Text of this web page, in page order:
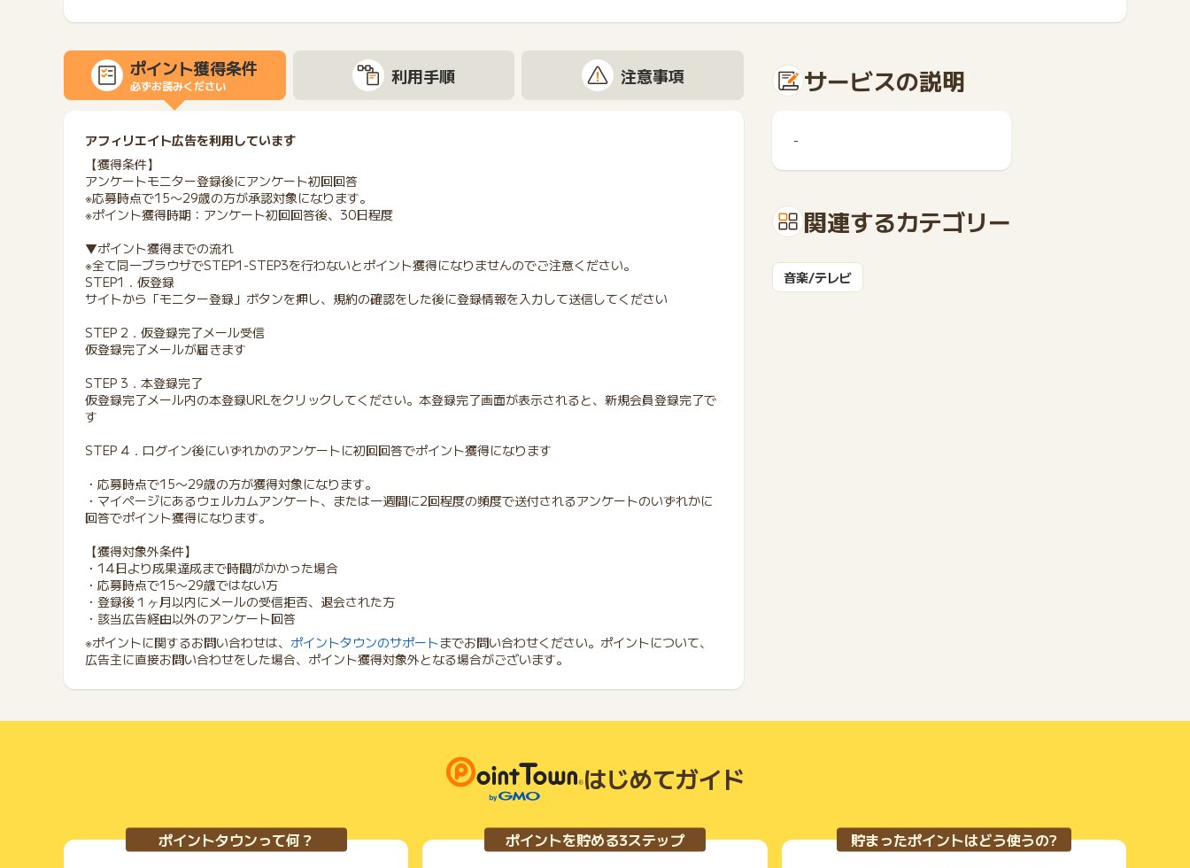
ポイント獲得条件
必ずお読みください 利用手順 注意事項
アフィリエイト広告を利用しています
【獲得条件】
アンケートモニター登録後にアンケート初回回答
※応募時点で15〜29歳の方が承認対象になります。
※ポイント獲得時期：アンケート初回回答後、30日程度
▼ポイント獲得までの流れ
※全て同一ブラウザでSTEP1-STEP3を行わないとポイント獲得になりませんのでご注意ください。
STEP1．仮登録
サイトから「モニター登録」ボタンを押し、規約の確認をした後に登録情報を入力して送信してください
STEP 2．仮登録完了メール受信
仮登録完了メールが届きます
STEP 3．本登録完了
仮登録完了メール内の本登録URLをクリックしてください。本登録完了画面が表示されると、新規会員登録完了で
す
STEP 4．ログイン後にいずれかのアンケートに初回回答でポイント獲得になります
・応募時点で15〜29歳の方が獲得対象になります。
・マイページにあるウェルカムアンケート、または一週間に2回程度の頻度で送付されるアンケートのいずれかに
回答でポイント獲得になります。
【獲得対象外条件】
・14日より成果達成まで時間がかかった場合
・応募時点で15〜29歳ではない方
・登録後１ヶ月以内にメールの受信拒否、退会された方
・該当広告経由以外のアンケート回答
※ポイントに関するお問い合わせは、 ポイントタウンのサポートまでお問い合わせください。ポイントについて、
広告主に直接お問い合わせをした場合、ポイント獲得対象外となる場合がございます。
サービスの説明
-
関連するカテゴリー
音楽/テレビ
はじめてガイド
ポイントタウンって何？ ポイントを貯める3ステップ
貯まったポイントはどう使うの?